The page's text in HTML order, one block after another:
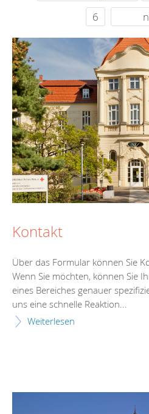
6
Kontakt
Über das Formular können Sie
Wenn Sie möchten, können Sie
eines Bereiches genauer
uns eine schnelle Reaktion...
Weiterlesen